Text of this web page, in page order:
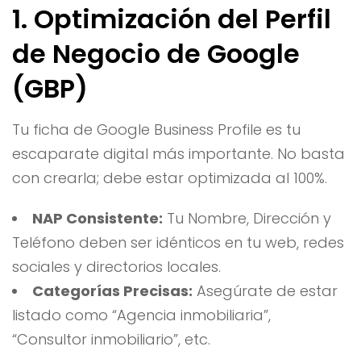
1. Optimización del Perfil
de Negocio de Google
(GBP)
Tu ficha de Google Business Profile es tu
escaparate digital más importante. No basta
con crearla; debe estar optimizada al 100%.
NAP Consistente: Tu Nombre, Dirección y
Teléfono deben ser idénticos en tu web, redes
sociales y directorios locales.
Categorías Precisas: Asegúrate de estar
listado como “Agencia inmobiliaria”,
“Consultor inmobiliario”, etc.